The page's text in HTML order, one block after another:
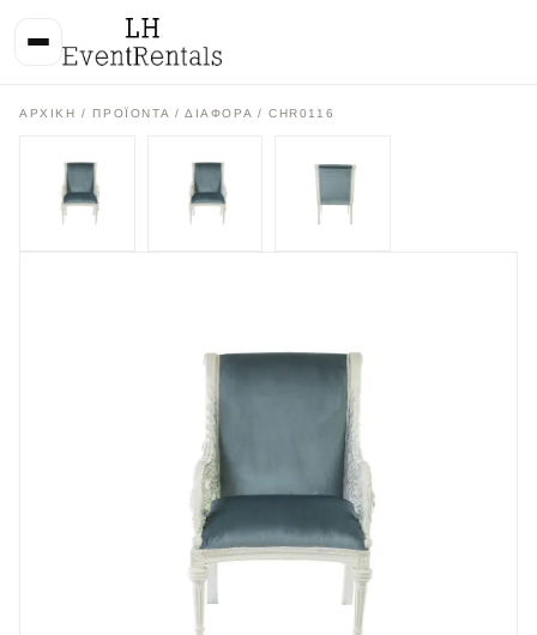
ΑΡΧΙΚΉ / ΠΡΟΪΌΝΤΑ /ΔΙΑΦΟΡΑ / CHR0116